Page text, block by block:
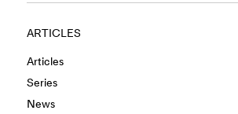
ARTICLES
Articles
Series
News